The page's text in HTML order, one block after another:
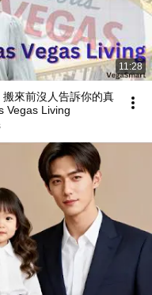
11:28
來前沒人告訴你的真
Vegas Living